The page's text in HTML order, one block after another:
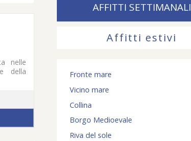
nelle
della
AFFITTI SETTIMANALI
Affitti estivi
Fronte mare
Vicino mare
Collina
Borgo Medioevale
Riva del sole